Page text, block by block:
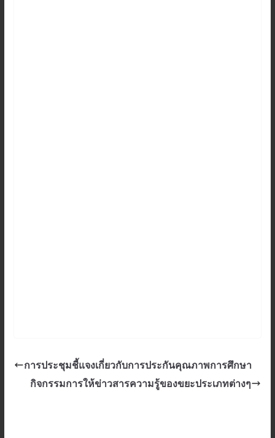
การประชุมชี้แจงเกี่ยวกับการประกันคุณภาพการศึกษา
กิจกรรมการให้ข่าวสารความรู้ของขยะประเภทต่างๆ